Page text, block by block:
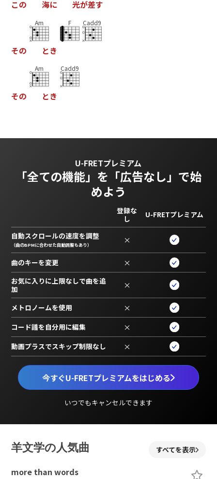
この 海に 光が差す
その
Am
とき
F Cadd9
その
Am
とき
Cadd9
U-FRETプレミアム
「全ての機能」を 「広告なし」で始
めよう
今すぐU-FRETプレミアムをはじめる
いつでもキャンセルできます
登録な
し
U-FRETプレミアム
自動スクロールの速度を調整
（曲のBPMに合わせた自動調整もあり） ×
曲のキーを変更 ×
お気に入りに上限なしで曲を追
加
×
メトロノームを使用 ×
コード譜を自分用に編集 ×
動画プラスでスキップ制限なし ×
羊文学の人気曲 すべてを表示
more than words